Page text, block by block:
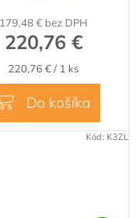
179,48 € bez DPH
220,76 €
Jednotková
cena:
220,76 € / 1 ks
Do košíka
Kód: K3ZL